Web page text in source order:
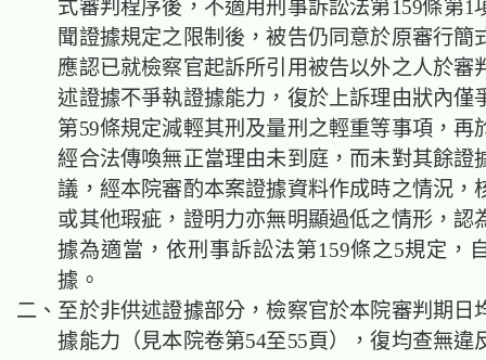
式審判程序後，不適用刑事訴訟法第159條第1
聞證據規定之限制後，被告仍同意於原審行簡
應認已就檢察官起訴所引用被告以外之人於審
述證據不爭執證據能力，復於上訴理由狀內僅
第59條規定減輕其刑及量刑之輕重等事項，再
經合法傳喚無正當理由未到庭，而未對其餘證
議，經本院審酌本案證據資料作成時之情況，
或其他瑕疵，證明力亦無明顯過低之情形，認
據為適當，依刑事訴訟法第159條之5規定，
據。
二、至於非供述證據部分，檢察官於本院審判期日
據能力（見本院卷第54至55頁），復均查無違